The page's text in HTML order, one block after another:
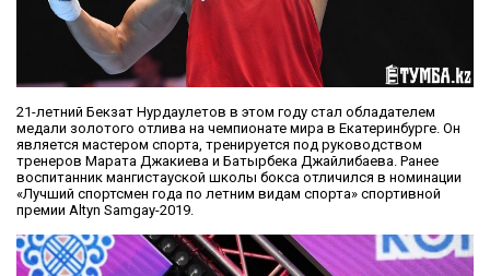
21-летний Бекзат Нурдаулетов в этом году стал обладателем
медали золотого отлива на чемпионате мира в Екатеринбурге. Он
является мастером спорта, тренируется под руководством
тренеров Марата Джакиева и Батырбека Джайлибаева. Ранее
воспитанник мангистауской школы бокса отличился в номинации
«Лучший спортсмен года по летним видам спорта» спортивной
премии Altyn Samgay-2019.